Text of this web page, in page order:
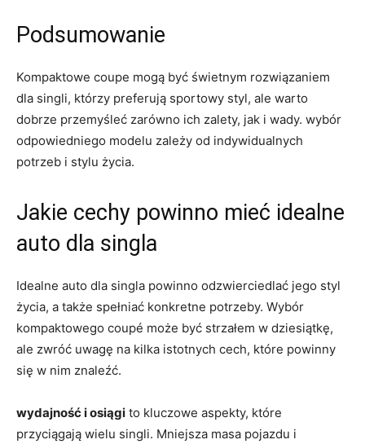
Podsumowanie
Kompaktowe coupe mogą być świetnym rozwiązaniem
⁤dla singli, którzy preferują sportowy styl, ale warto
dobrze przemyśleć zarówno ich zalety, jak i wady. wybór
odpowiedniego modelu zależy ​od indywidualnych
⁢potrzeb i stylu życia.
Jakie cechy powinno mieć idealne
auto dla singla
Idealne auto⁣ dla singla powinno odzwierciedlać jego⁤ styl
życia, a także spełniać konkretne potrzeby. Wybór
kompaktowego coupé może być ⁢strzałem w dziesiątkę,
ale zwróć ‌uwagę na kilka istotnych⁤ cech, które powinny
się w nim znaleźć.
wydajność i‌ osiągi to kluczowe aspekty, które
⁣przyciągają wielu‍ singli. Mniejsza masa pojazdu i